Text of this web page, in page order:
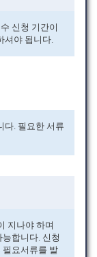
신청 기간이
셔야 됩니다.
다. 필요한 서류
지나야 하며
합니다. 신청
필요서류를 발